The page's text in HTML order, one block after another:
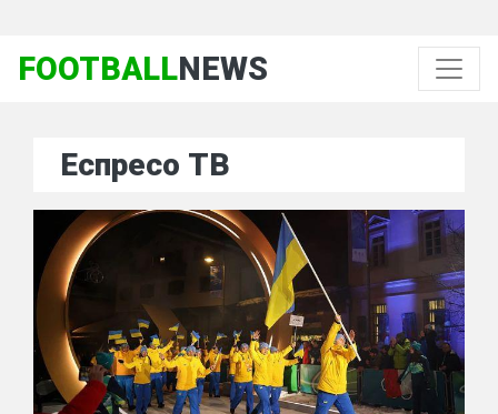
FOOTBALLNEWS
Еспресо ТВ